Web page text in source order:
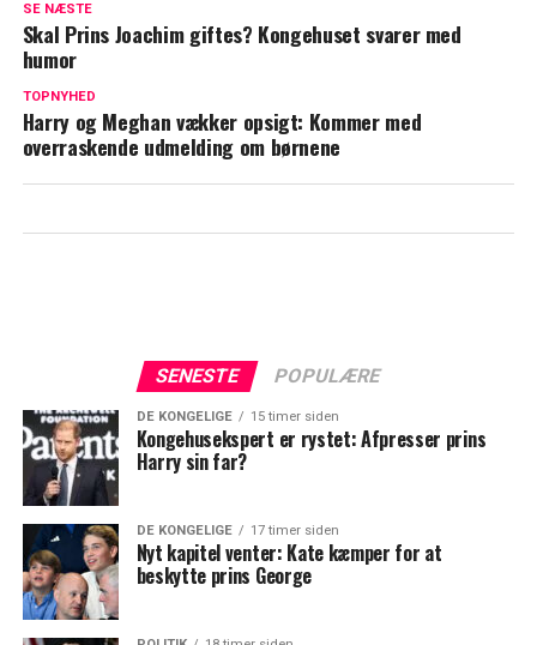
Prinsesse Diana brød kongelig tradition:
SE NÆSTE
Skal Prins Joachim giftes? Kongehuset svarer med
humor
TOPNYHED
Harry og Meghan vækker opsigt: Kommer med
overraskende udmelding om børnene
SENESTE POPULÆRE
DE KONGELIGE 15 timer siden
Kongehusekspert er rystet: Afpresser prins
Harry sin far?
DE KONGELIGE 17 timer siden
Nyt kapitel venter: Kate kæmper for at
beskytte prins George